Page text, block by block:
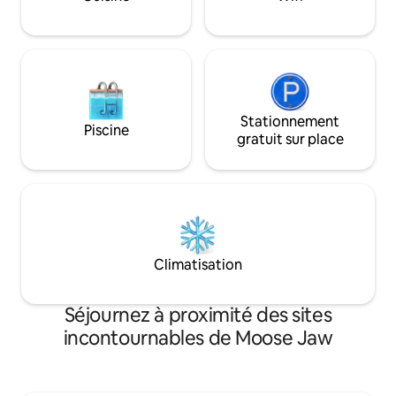
8 personnes.
Piscine
Stationnement
gratuit sur place
Climatisation
Séjournez à proximité des sites
incontournables de Moose Jaw